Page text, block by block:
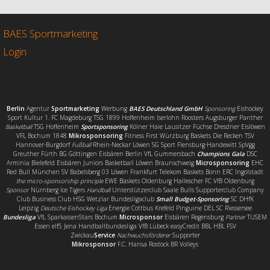
o
k
r
BAES Sportmarketing
Login
Berlin Agentur Sportmarketing Werbung BAES Deutschland GmbH SponsoringEishockey
Sport Kultur 1. FC Magdeburg TSG 1899 Hoffenheim Iserlohn Roosters Augsburger Panther
BasketballTSG Hoffenheim SportsponsoringKölner Haie Lausitzer Füchse Dresdner Eislöwen
VFL Bochum 1848 Mikrosponsoring Fitness First Würzburg Baskets Die Recken TSV
Hannover-Burgdorf FußballRhein-Neckar Löwen SG Sport Flensburg-Handewitt SpVgg
Greuther Fürth BG Göttingen Eisbären Berlin VfL Gummersbach Champions GalaDSC
Arminia Bielefeld Eisbären Juniors Basketball Löwen Braunschweig Microsponsoring EHC
Red Bull München SV Babelsberg 03 Löwen Frankfurt Telekom Baskets Bonn ERC Ingolstadt
the micro-sponsorship principleEWE Baskets Oldenburg Hallescher FC VfB Oldenburg
SponsorNürnberg Ice Tigers HandballUnterstützerclub Saale Bulls Supporterclub Company
Club Business Club HSG Wetzlar Bundesligaclub Small Budget-SponsoringSC DHfK
Leipzig Deutsche Eishockey LigaEnergie Cottbus Krefeld Pinguine DEL SC Riessersee
Bundesliga VfL SparkassenStars Bochum MicrosponsorEisbären Regensburg PartnerTUSEM
Essen elf5 Jena Handballbundesliga VfB Lübeck easyCredit BBL HBL FSV
ZwickauService NachwuchsfördererSupporter
MikrosponsorF.C. Hansa Rostock BR Volleys